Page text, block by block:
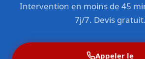
Intervention en moins de 45
7j/7. Devis gratuit.
Appeler le